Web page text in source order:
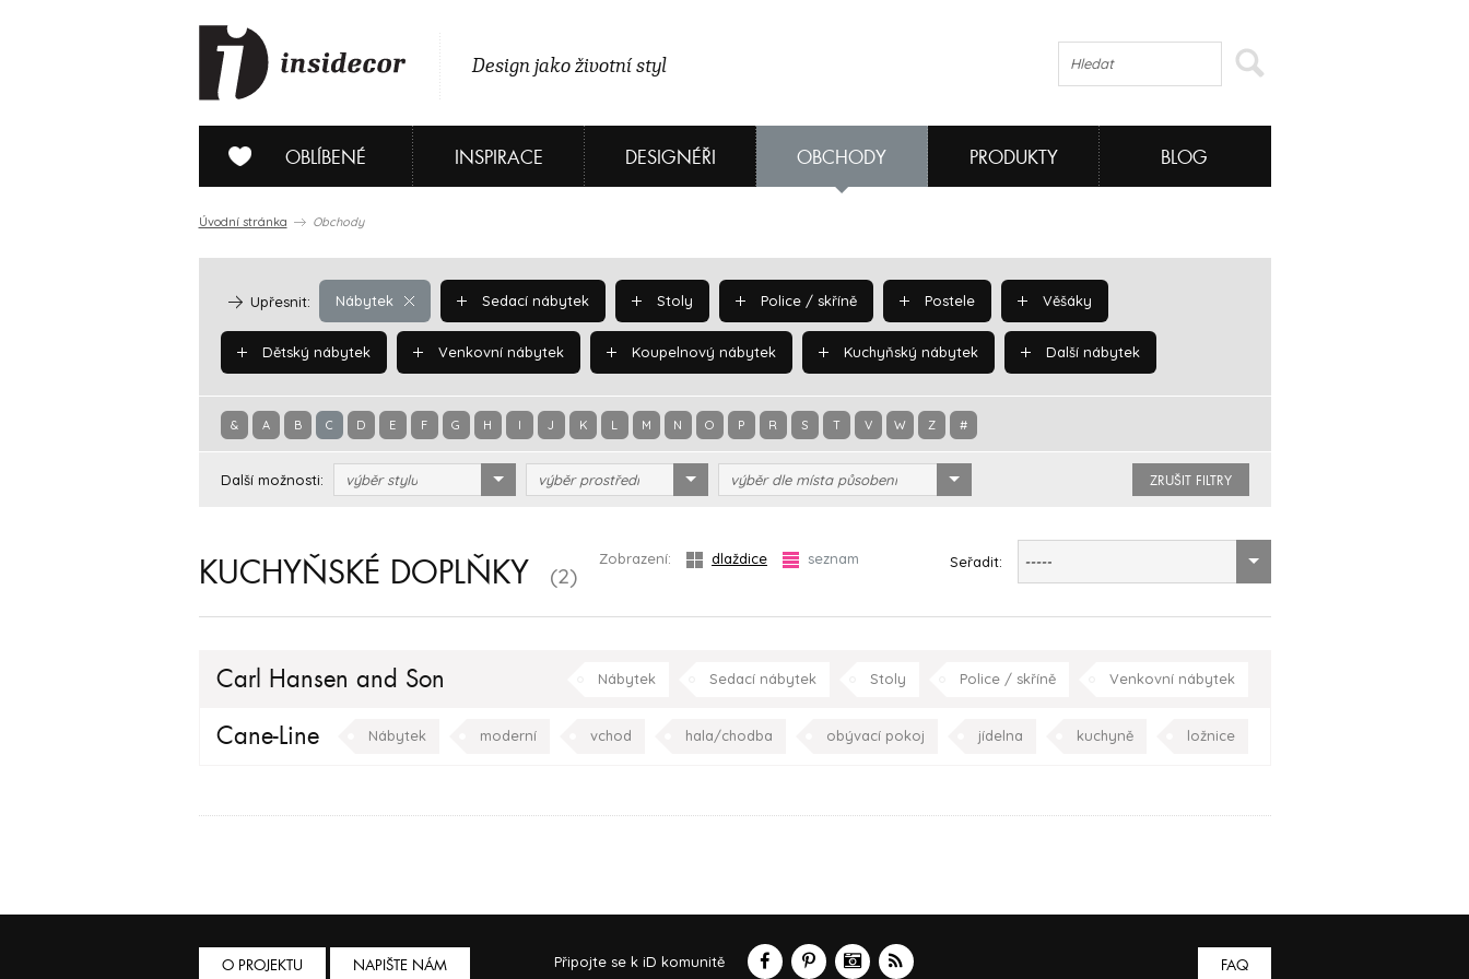
Design jako životní styl
OBLÍBENÉ INSPIRACE DESIGNÉŘI OBCHODY PRODUKTY BLOG
Úvodní stránka Obchody
Nábytek
Upřesnit: Sedací nábytek Stoly Police / skříně Postele Věšáky
Dětský nábytek Venkovní nábytek Koupelnový nábytek Kuchyňský nábytek Další nábytek
& A B C D E F G H I J K L M N O P R S T V W Z #
Další možnosti: výběr stylu výběr prostředí výběr dle místa působení ZRUŠIT FILTRY
KUCHYŇSKÉ DOPLŇKY (2)
Zobrazení: dlaždice seznam Seřadit: -----
Carl Hansen and Son Nábytek Sedací nábytek Stoly Police / skříně Venkovní nábytek
Cane-Line Nábytek moderní vchod hala/chodba obývací pokoj jídelna kuchyně ložnice
O PROJEKTU NAPIŠTE NÁM Připojte se k iD komunitě FAQ